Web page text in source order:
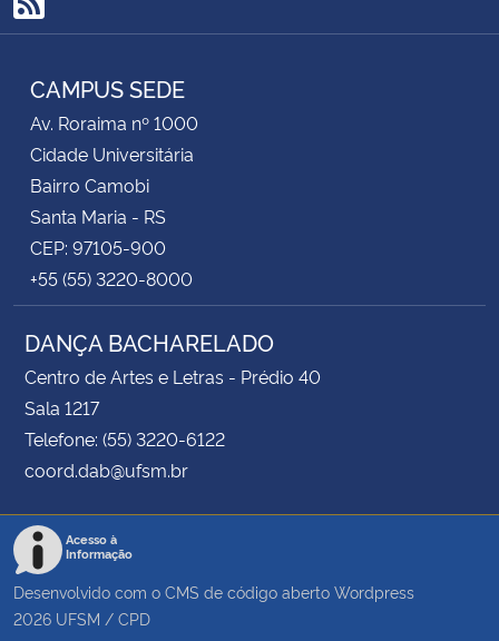
RSS
CAMPUS SEDE
Av. Roraima nº 1000
Cidade Universitária
Bairro Camobi
Santa Maria - RS
CEP: 97105-900
+55 (55) 3220-8000
DANÇA BACHARELADO
Centro de Artes e Letras - Prédio 40
Sala 1217
Telefone: (55) 3220-6122
coord.dab@ufsm.br
Acesso à
Informação
Desenvolvido com o CMS de código aberto Wordpress
2026 UFSM / CPD